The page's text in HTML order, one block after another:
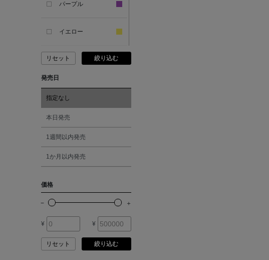
ANDERSONS
ANYA HINDMARCH
ARCS LONDON
ARIANNA
ARMA
ASAUCE MELER
パープル
イエロー
ピンク
レッド
オレンジ
シルバー
リセット 絞り込む
発売日
指定なし
本日発売
1週間以内発売
1か月以内発売
価格
¥ ¥
リセット 絞り込む